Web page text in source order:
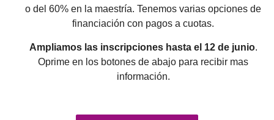
o del 60% en la maestría. Tenemos varias opciones de
financiación con pagos a cuotas.
Ampliamos las inscripciones hasta el 12 de junio.
Oprime en los botones de abajo para recibir mas
información.